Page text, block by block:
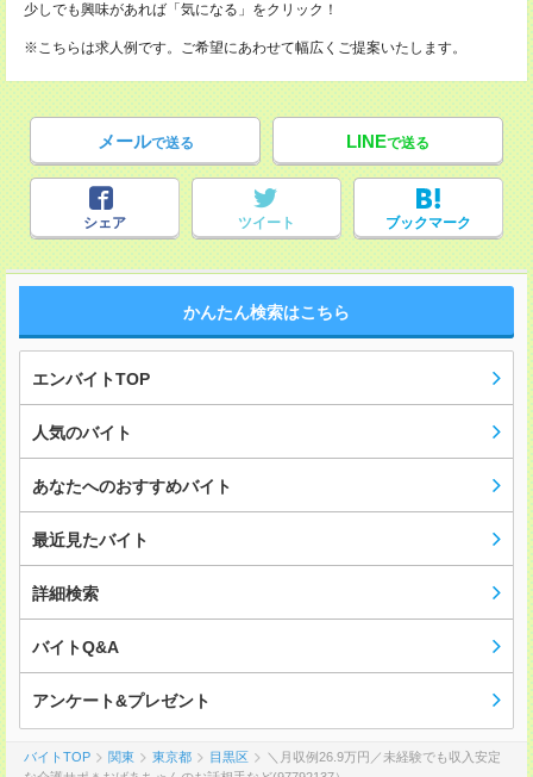
少しでも興味があれば「気になる」をクリック！
※こちらは求人例です。ご希望にあわせて幅広くご提案いたします。
メールで送る LINEで送る
シェア ツイート ブックマーク
かんたん検索はこちら
エンバイトTOP
人気のバイト
あなたへのおすすめバイト
最近見たバイト
詳細検索
バイトQ&A
アンケート&プレゼント
バイトTOP 関東 東京都 目黒区
＼月収例26.9万円／未経験でも収入安定